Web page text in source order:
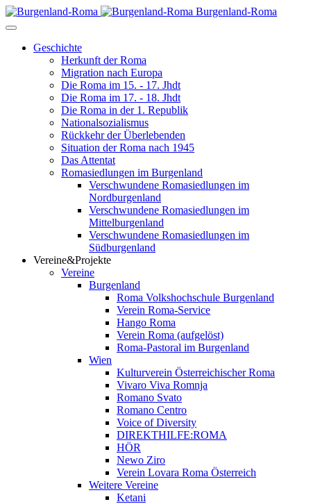
Burgenland-Roma
Geschichte
Herkunft der Roma
Migration nach Europa
Die Roma im 15. - 17. Jhdt
Die Roma im 17. - 18. Jhdt
Die Roma in der 1. Republik
Nationalsozialismus
Rückkehr der Überlebenden
Situation der Roma nach 1945
Das Attentat
Romasiedlungen im Burgenland
Verschwundene Romasiedlungen im
Nordburgenland
Verschwundene Romasiedlungen im
Mittelburgenland
Verschwundene Romasiedlungen im
Südburgenland
Vereine&Projekte
Vereine
Burgenland
Roma Volkshochschule Burgenland
Verein Roma-Service
Hango Roma
Verein Roma (aufgelöst)
Roma-Pastoral im Burgenland
Wien
Kulturverein Österreichischer Roma
Vivaro Viva Romnja
Romano Svato
Romano Centro
Voice of Diversity
DIREKTHILFE:ROMA
HÖR
Newo Ziro
Verein Lovara Roma Österreich
Weitere Vereine
Ketani